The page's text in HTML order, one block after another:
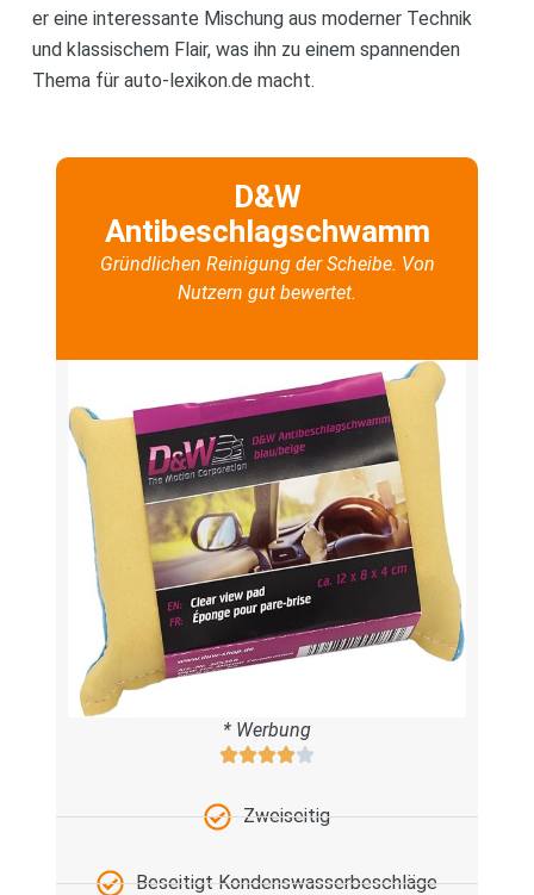
er eine interessante Mischung aus moderner Technik
und klassischem Flair, was ihn zu einem spannenden
Thema für auto-lexikon.de macht.
D&W
Antibeschlagschwamm
Gründlichen Reinigung der Scheibe. Von
Nutzern gut bewertet.
* Werbung
Zweiseitig
Beseitigt Kondenswasserbeschläge